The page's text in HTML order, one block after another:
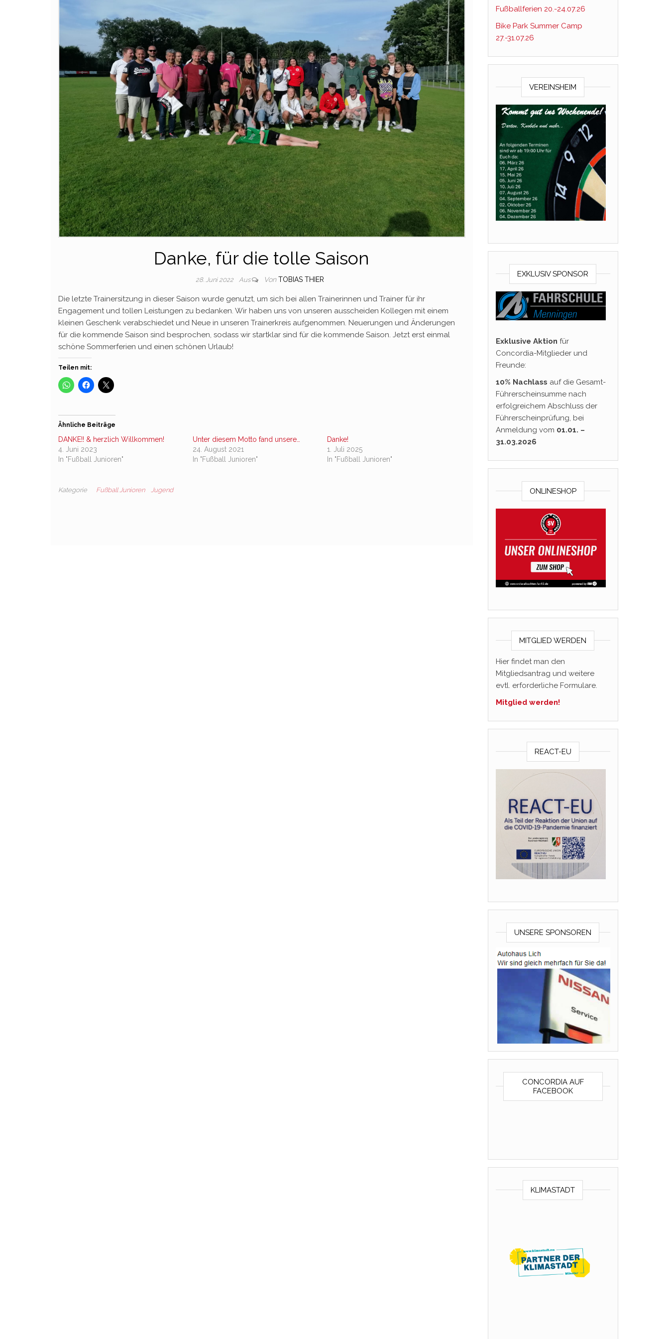
Danke, für die tolle Saison
28. Juni 2022 Aus Von TOBIAS THIER
Die letzte Trainersitzung in dieser Saison wurde genutzt, um sich bei allen Trainerinnen und Trainer für ihr
Engagement und tollen Leistungen zu bedanken. Wir haben uns von unseren ausscheiden Kollegen mit einem
kleinen Geschenk verabschiedet und Neue in unseren Trainerkreis aufgenommen. Neuerungen und Änderungen
für die kommende Saison sind besprochen, sodass wir startklar sind für die kommende Saison. Jetzt erst einmal
schöne Sommerferien und einen schönen Urlaub!
Teilen mit:
Ähnliche Beiträge
DANKE!! & herzlich Willkommen!
4. Juni 2023
In "Fußball Junioren"
Unter diesem Motto fand unsere…
24. August 2021
In "Fußball Junioren"
Danke!
1. Juli 2025
In "Fußball Junioren"
Kategorie Fußball Junioren Jugend
Fußballferien 20.-24.07.26
Bike Park Summer Camp
27.-31.07.26
VEREINSHEIM
EXKLUSIV SPONSOR
Exklusive Aktion für
Concordia-Mitglieder und
Freunde:
10% Nachlass auf die Gesamt-
Führerscheinsumme nach
erfolgreichem Abschluss der
Führerscheinprüfung, bei
Anmeldung vom 01.01. –
31.03.2026
ONLINESHOP
MITGLIED WERDEN
Hier findet man den
Mitgliedsantrag und weitere
evtl. erforderliche Formulare.
Mitglied werden!
REACT-EU
UNSERE SPONSOREN
CONCORDIA AUF
FACEBOOK
KLIMASTADT